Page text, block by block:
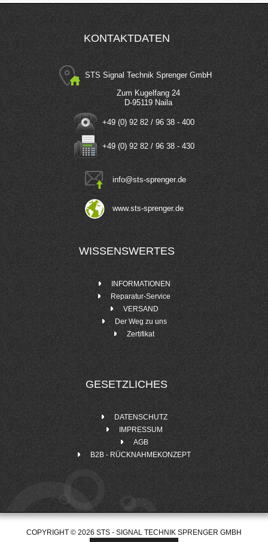
KONTAKTDATEN
STS Signal Technik Sprenger GmbH
Zum Kugelfang 24
D-95119 Naila
+49 (0) 92 82 / 96 38 - 400
+49 (0) 92 82 / 96 38 - 430
info@sts-sprenger.de
www.sts-sprenger.de
WISSENSWERTES
INFORMATIONEN
Reparatur-Service
VERSAND
Der Weg zu uns
Zertifikat
GESETZLICHES
DATENSCHUTZ
IMPRESSUM
AGB
B2B - RÜCKNAHMEKONZEPT
COPYRIGHT © 2026 STS - SIGNAL TECHNIK SPRENGER GMBH